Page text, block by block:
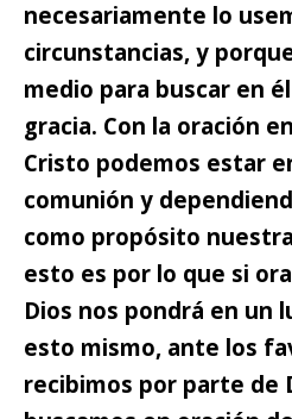
necesariamente lo
circunstancias, y
medio para buscar en
gracia. Con la oración
Cristo podemos estar
comunión y
como propósito
esto es por lo que si
Dios nos pondrá en un
esto mismo, ante los
recibimos por parte de